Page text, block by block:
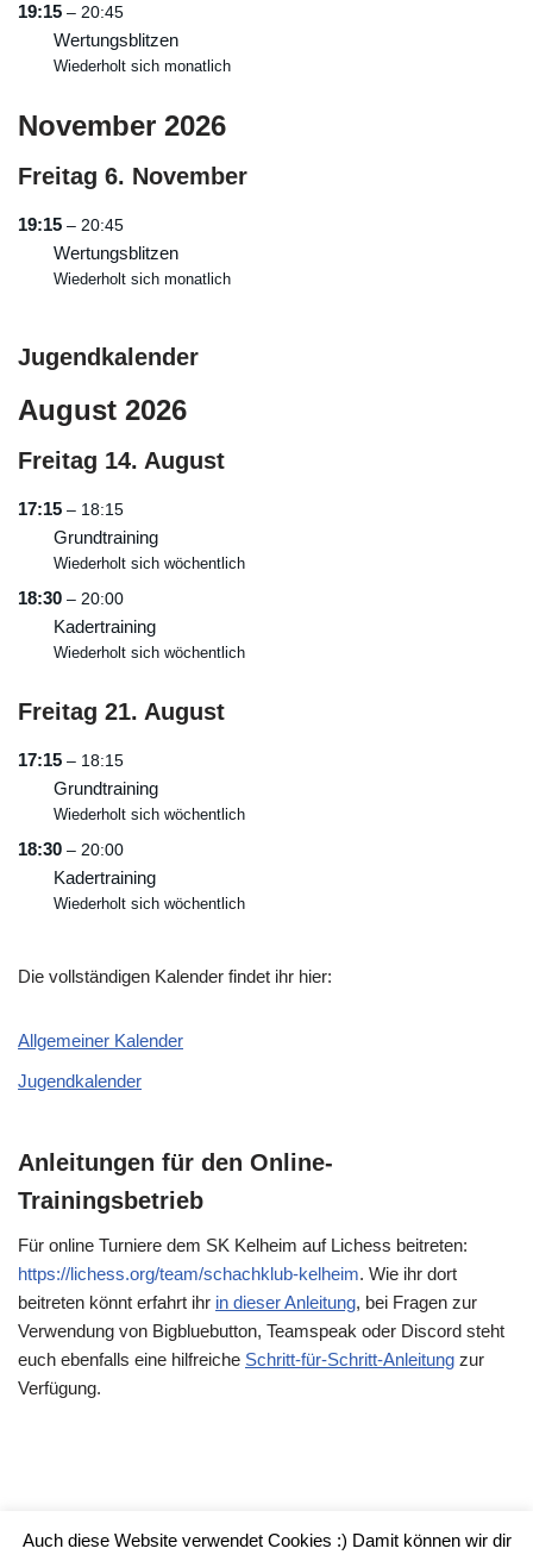
19:15 – 20:45
Wertungsblitzen
Wiederholt sich monatlich
November 2026
Freitag 6. November
19:15 – 20:45
Wertungsblitzen
Wiederholt sich monatlich
Jugendkalender
August 2026
Freitag 14. August
17:15 – 18:15
Grundtraining
Wiederholt sich wöchentlich
18:30 – 20:00
Kadertraining
Wiederholt sich wöchentlich
Freitag 21. August
17:15 – 18:15
Grundtraining
Wiederholt sich wöchentlich
18:30 – 20:00
Kadertraining
Wiederholt sich wöchentlich
Die vollständigen Kalender findet ihr hier:
Allgemeiner Kalender
Jugendkalender
Anleitungen für den Online-
Trainingsbetrieb
Für online Turniere dem SK Kelheim auf Lichess beitreten:
https://lichess.org/team/schachklub-kelheim. Wie ihr dort
beitreten könnt erfahrt ihr in dieser Anleitung, bei Fragen zur
Verwendung von Bigbluebutton, Teamspeak oder Discord steht
euch ebenfalls eine hilfreiche Schritt-für-Schritt-Anleitung zur
Verfügung.
Impressum
Auch diese Website verwendet Cookies :) Damit können wir dir